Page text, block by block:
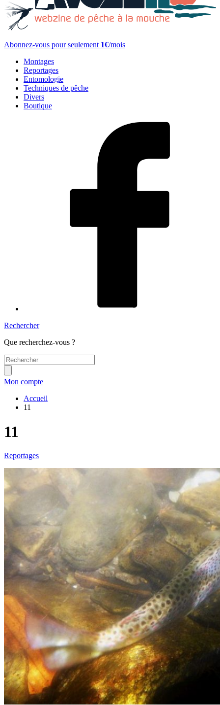
Abonnez-vous pour seulement 1€/mois
Montages
Reportages
Entomologie
Techniques de pêche
Divers
Boutique
Rechercher
Que recherchez-vous ?
Mon compte
Accueil
11
11
Reportages